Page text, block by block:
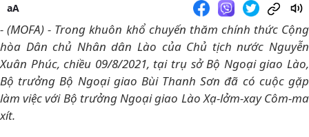
aA
- (MOFA) - Trong khuôn khổ chuyến thăm chính thức Cộng
hòa Dân chủ Nhân dân Lào của Chủ tịch nước Nguyễn
Xuân Phúc, chiều 09/8/2021, tại trụ sở Bộ Ngoại giao Lào,
Bộ trưởng Bộ Ngoại giao Bùi Thanh Sơn đã có cuộc gặp
làm việc với Bộ trưởng Ngoại giao Lào Xạ-lởm-xay Côm-ma
xít.